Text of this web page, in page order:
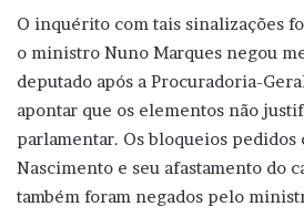
O inquérito com tais sinalizações
o ministro Nuno Marques negou
deputado após a Procuradoria-
apontar que os elementos não
parlamentar. Os bloqueios pedidos
Nascimento e seu afastamento do
também foram negados pelo